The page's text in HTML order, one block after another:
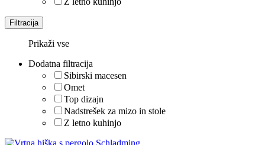
Filtracija
Prikaži vse
Dodatna filtracija
Sibirski macesen
Omet
Top dizajn
Nadstrešek za mizo in stole
Z letno kuhinjo